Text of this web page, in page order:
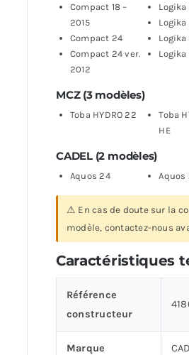
Compact 18 –
2015
Compact 24
Compact 24 ver.
2012
Logika
Logika
Logika
MCZ (3 modèles)
Toba HYDRO 22
Toba
HE
CADEL (2 modèles)
Aquos 24 Aquos
⚠ En cas de doute sur la
modèle, contactez-nous
Caractéristiques
Référence
constructeur
Marque